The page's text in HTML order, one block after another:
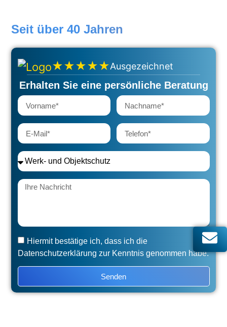
Seit über 40 Jahren
★★★★★Ausgezeichnet
Erhalten Sie eine persönliche Beratung
Hiermit bestätige ich, dass ich die
Datenschutzerklärung zur Kenntnis genommen habe.
Senden